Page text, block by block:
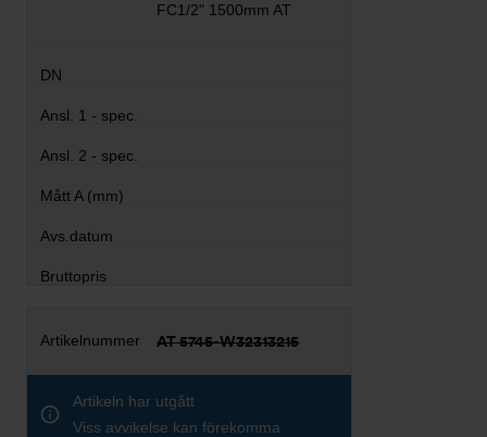
FC1/2" 1500mm AT
AT 5745-W32313215
Artikeln har utgått
Viss avvikelse kan förekomma